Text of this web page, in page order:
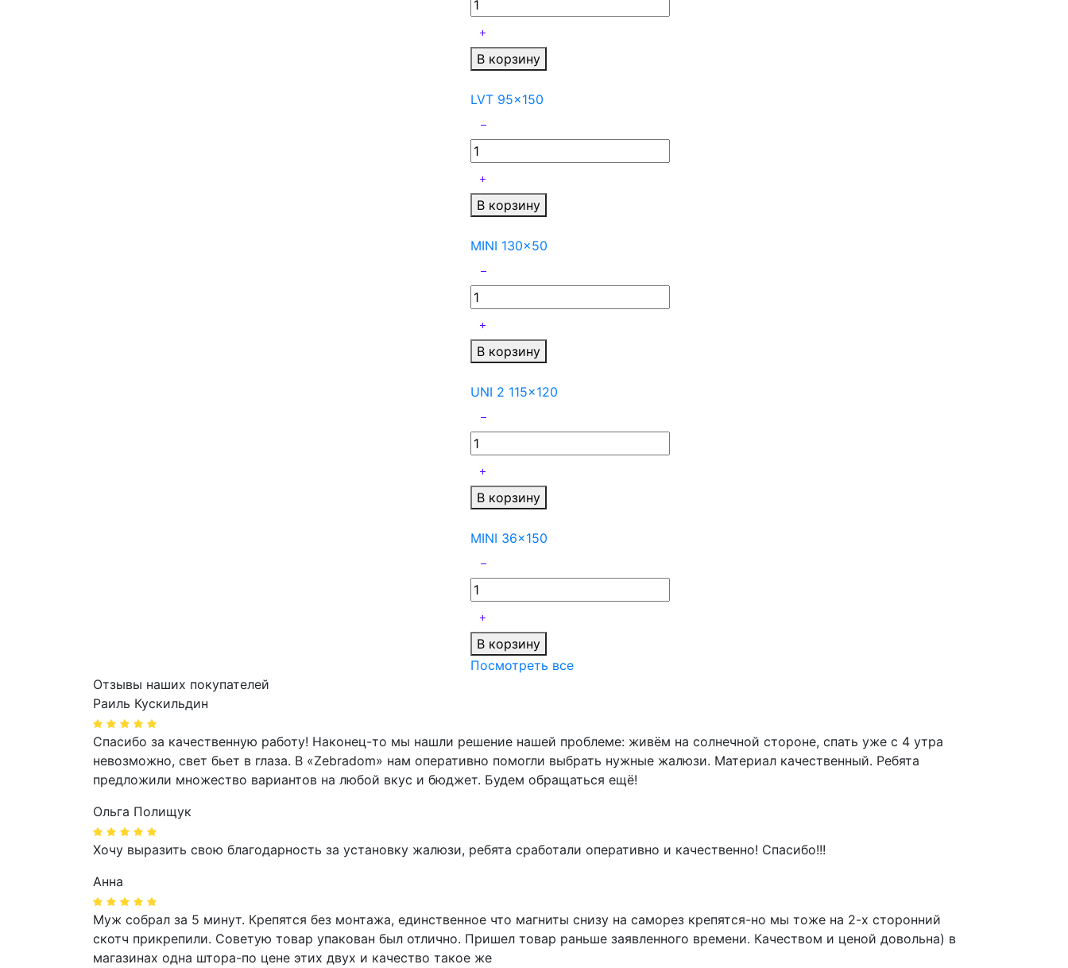
В корзину
LVT 95x150
В корзину
MINI 130x50
В корзину
UNI 2 115x120
В корзину
MINI 36x150
В корзину
Посмотреть все
Отзывы наших покупателей
Раиль Кускильдин
Спасибо за качественную работу! Наконец-то мы нашли решение нашей проблеме: живём на солнечной стороне, спать уже с 4 утра
невозможно, свет бьет в глаза. В «Zebradom» нам оперативно помогли выбрать нужные жалюзи. Материал качественный. Ребята
предложили множество вариантов на любой вкус и бюджет. Будем обращаться ещё!
Ольга Полищук
Хочу выразить свою благодарность за установку жалюзи, ребята сработали оперативно и качественно! Спасибо!!!
Анна
Муж собрал за 5 минут. Крепятся без монтажа, единственное что магниты снизу на саморез крепятся-но мы тоже на 2-х сторонний
скотч прикрепили. Советую товар упакован был отлично. Пришел товар раньше заявленного времени. Качеством и ценой довольна) в
магазинах одна штора-по цене этих двух и качество такое же